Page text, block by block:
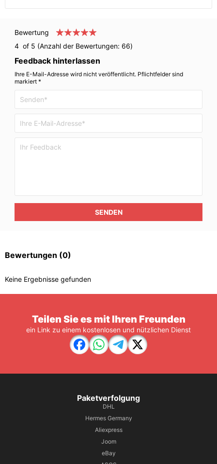
Bewertung
4 of 5 (Anzahl der Bewertungen: 66)
Feedback hinterlassen
Ihre E-Mail-Adresse wird nicht veröffentlicht. Pflichtfelder sind
markiert *
SENDEN
Bewertungen (0)
Keine Ergebnisse gefunden
Teilen Sie es mit Ihren Freunden
ein Link zu einem kostenlosen und nützlichen Dienst
Paketverfolgung
DHL
Hermes Germany
Aliexpress
Joom
eBay